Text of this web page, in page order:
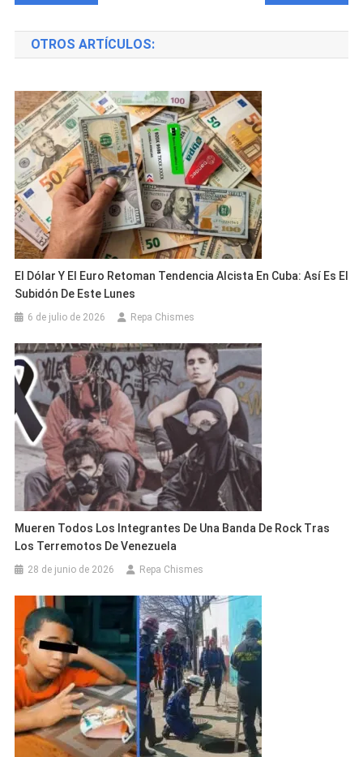
de
entradas
OTROS ARTÍCULOS:
El Dólar Y El Euro Retoman Tendencia Alcista En Cuba: Así Es El
Subidón De Este Lunes
6 de julio de 2026 Repa Chismes
Mueren Todos Los Integrantes De Una Banda De Rock Tras
Los Terremotos De Venezuela
28 de junio de 2026 Repa Chismes